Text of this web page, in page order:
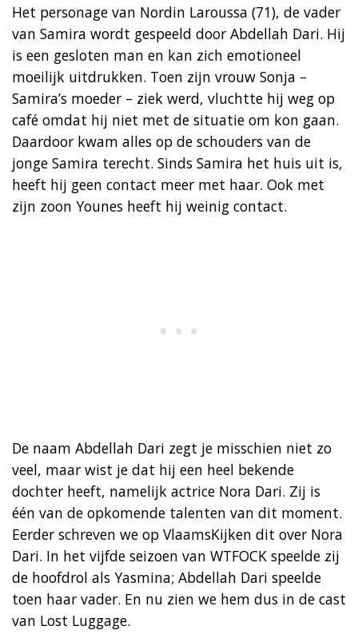
Het personage van Nordin Laroussa (71), de vader
van Samira wordt gespeeld door Abdellah Dari. Hij
is een gesloten man en kan zich emotioneel
moeilijk uitdrukken. Toen zijn vrouw Sonja –
Samira’s moeder – ziek werd, vluchtte hij weg op
café omdat hij niet met de situatie om kon gaan.
Daardoor kwam alles op de schouders van de
jonge Samira terecht. Sinds Samira het huis uit is,
heeft hij geen contact meer met haar. Ook met
zijn zoon Younes heeft hij weinig contact.
De naam Abdellah Dari zegt je misschien niet zo
veel, maar wist je dat hij een heel bekende
dochter heeft, namelijk actrice Nora Dari. Zij is
één van de opkomende talenten van dit moment.
Eerder schreven we op VlaamsKijken dit over Nora
Dari. In het vijfde seizoen van WTFOCK speelde zij
de hoofdrol als Yasmina; Abdellah Dari speelde
toen haar vader. En nu zien we hem dus in de cast
van Lost Luggage.